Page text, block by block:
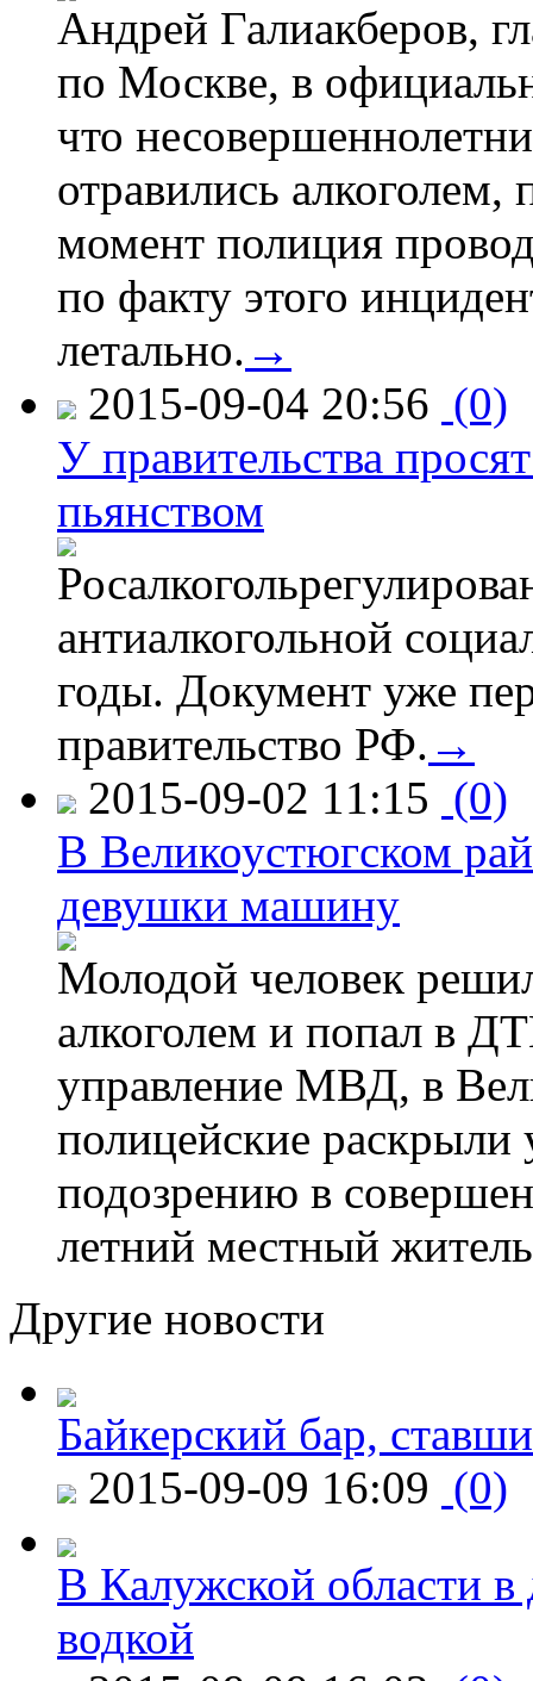
Андрей Галиакберов,
по Москве, в
что
отравились
момент полиция
по факту этого
летально. →
2015-09-04 20:56 (0)
У правительства
пьянством
антиалкогольной
годы. Документ уже
правительство РФ. →
2015-09-02 11:15 (0)
В Великоустюгском
девушки машину
Молодой человек
алкоголем и попал в
управление МВД, в
полицейские
подозрению в
летний местный
Другие новости
Байкерский бар,
2015-09-09 16:09 (0)
В Калужской области в
водкой